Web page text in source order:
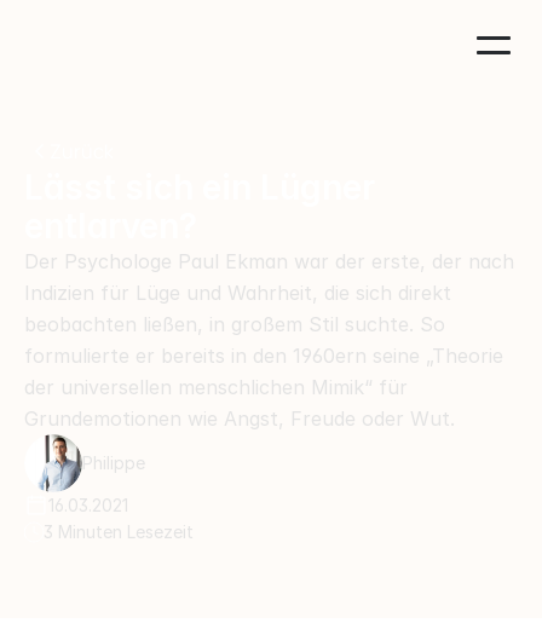
Der Psychologe Paul Ekman war der erste, der nach
Indizien für Lüge und Wahrheit, die sich direkt
beobachten ließen, in großem Stil suchte. So
formulierte er bereits in den 1960ern seine „Theorie
der universellen menschlichen Mimik“ für
Grundemotionen wie Angst, Freude oder Wut.
Philippe
16.03.2021
3 Minuten Lesezeit